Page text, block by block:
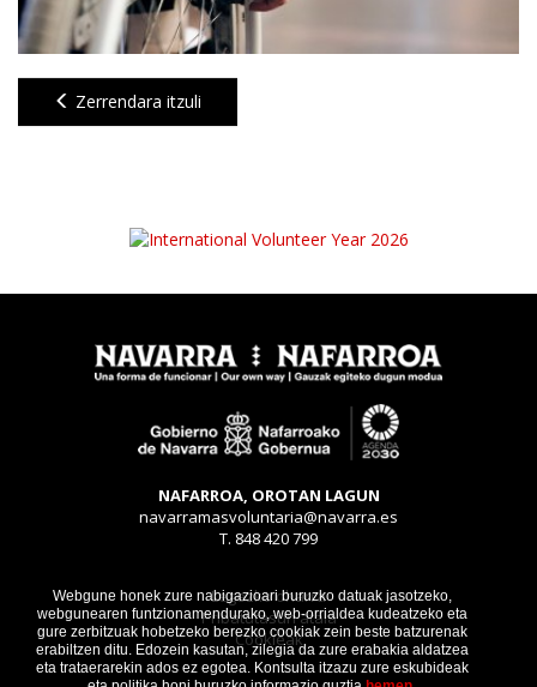
Webgune honek zure nabigazioari buruzko datuak jasotzeko,
webgunearen funtzionamendurako, web-orrialdea kudeatzeko eta
gure zerbitzuak hobetzeko berezko cookiak zein beste batzurenak
erabiltzen ditu. Edozein kasutan, zilegia da zure erabakia aldatzea
eta trataerarekin ados ez egotea. Kontsulta itzazu zure eskubideak
Zerrendara itzuli
NAFARROA, OROTAN LAGUN
navarramasvoluntaria@navarra.es
T. 848 420 799
Legezko oharra
Pribatutasun atala
Cookieak